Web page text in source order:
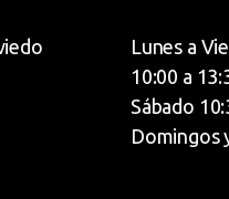
Lunes a
10:00 a
Sábado
Domingos